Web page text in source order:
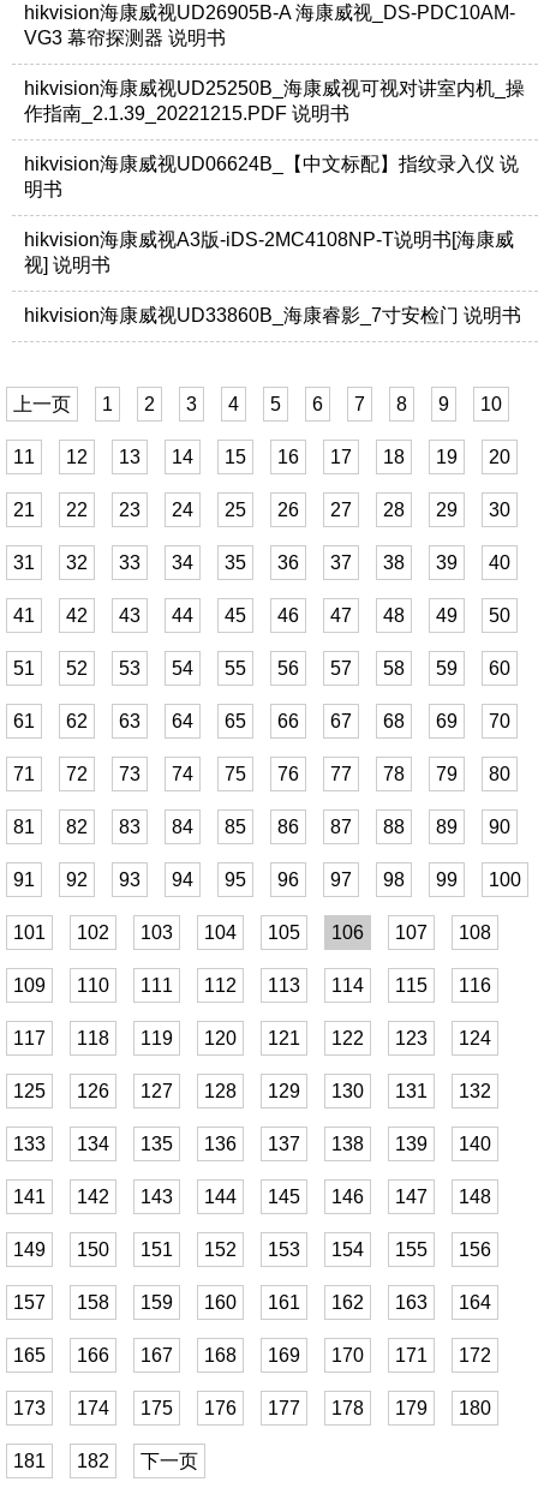
hikvision海康威视UD26905B-A 海康威视_DS-PDC10AM-
VG3 幕帘探测器 说明书
hikvision海康威视UD25250B_海康威视可视对讲室内机_操
作指南_2.1.39_20221215.PDF 说明书
hikvision海康威视UD06624B_【中文标配】指纹录入仪 说
明书
hikvision海康威视A3版-iDS-2MC4108NP-T说明书[海康威
视] 说明书
hikvision海康威视UD33860B_海康睿影_7寸安检门 说明书
上一页 1 2 3 4 5 6 7 8 9 10
11 12 13 14 15 16 17 18 19 20
21 22 23 24 25 26 27 28 29 30
31 32 33 34 35 36 37 38 39 40
41 42 43 44 45 46 47 48 49 50
51 52 53 54 55 56 57 58 59 60
61 62 63 64 65 66 67 68 69 70
71 72 73 74 75 76 77 78 79 80
81 82 83 84 85 86 87 88 89 90
91 92 93 94 95 96 97 98 99 100
101 102 103 104 105 106 107 108
109 110 111 112 113 114 115 116
117 118 119 120 121 122 123 124
125 126 127 128 129 130 131 132
133 134 135 136 137 138 139 140
141 142 143 144 145 146 147 148
149 150 151 152 153 154 155 156
157 158 159 160 161 162 163 164
165 166 167 168 169 170 171 172
173 174 175 176 177 178 179 180
181 182 下一页